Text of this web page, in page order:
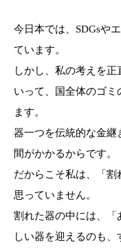
今日本では、SDGsや
ています。
しかし、私の考えを
いって、国全体のゴ
ます。
器一つを伝統的な金継
間がかかるからです。
だからこそ私は、「
思っていません。
割れた器の中には、「
しい器を迎えるのも、